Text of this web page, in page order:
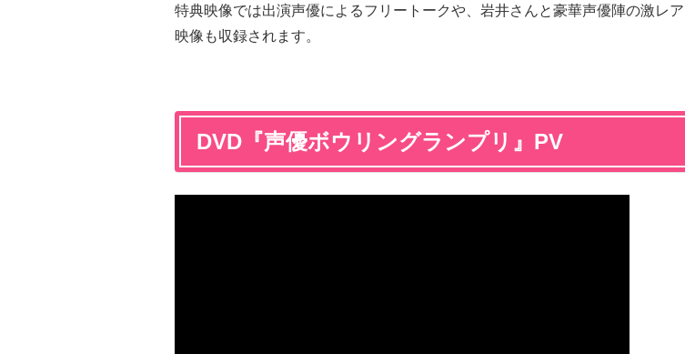
特典映像では出演声優によるフリートークや、岩井さんと豪華声優陣の激レア
映像も収録されます。
DVD『声優ボウリングランプリ』PV